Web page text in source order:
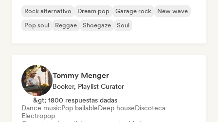
Rock alternativo Dream pop Garage rock
New wave
Pop soul
Reggae Shoegaze Soul
Tommy Menger
Booker, Playlist Curator
&gt; 1800 respuestas dadas
Dance musicPop bailableDeep houseDiscoteca
Electropop